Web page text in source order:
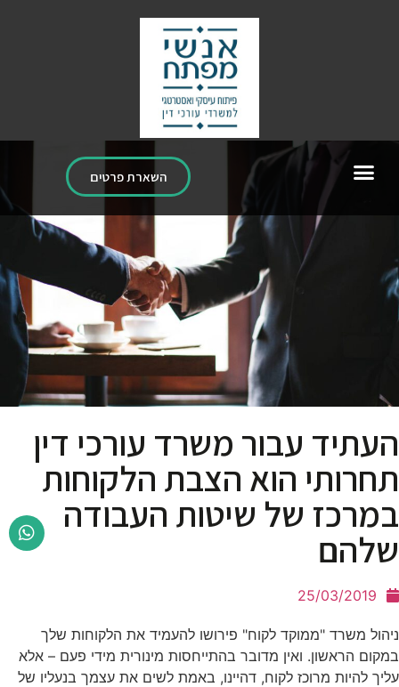
השארת פרטים
העתיד עבור משרד עורכי דין
תחרותי הוא הצבת הלקוחות
במרכז של שיטות העבודה
שלהם
25/03/2019
ניהול משרד "ממוקד לקוח" פירושו להעמיד את הלקוחות שלך
במקום הראשון. ואין מדובר בהתייחסות מינורית מידי פעם – אלא
עליך להיות מרוכז לקוח, דהיינו, באמת לשים את עצמך בנעליו של